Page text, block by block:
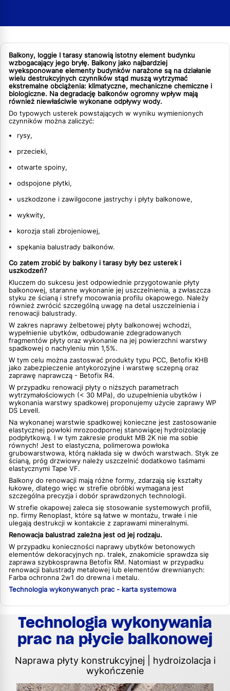
Balkony, loggie I tarasy stanowią istotny element budynku
wzbogacający jego bryłę. Balkony jako najbardziej
wyeksponowane elementy budynków narażone są na działanie
wielu destrukcyjnych czynników stąd muszą wytrzymać
ekstremalne obciążenia: klimatyczne, mechaniczne chemiczne i
biologiczne. Na degradację balkonów ogromny wpływ mają
również niewłaściwie wykonane odpływy wody.
Do typowych usterek powstających w wyniku wymienionych
czynników można zaliczyć:
rysy,
przecieki,
otwarte spoiny,
odspojone płytki,
uszkodzone i zawilgocone jastrychy i płyty balkonowe,
wykwity,
korozja stali zbrojeniowej,
spękania balustrady balkonów.
Co zatem zrobić by balkony i tarasy były bez usterek i
uszkodzeń?
Kluczem do sukcesu jest odpowiednie przygotowanie płyty
balkonowej, staranne wykonanie jej uszczelnienia, a zwłaszcza
styku ze ścianą i strefy mocowania profilu okapowego. Należy
również zwrócić szczególną uwagę na detal uszczelnienia i
renowacji balustrady.
W zakres naprawy żelbetowej płyty balkonowej wchodzi,
wypełnienie ubytków, odbudowanie zdegradowanych
fragmentów płyty oraz wykonanie na jej powierzchni warstwy
spadkowej o nachyleniu min 1,5%.
W tym celu można zastoswać produkty typu PCC, Betofix KHB
jako zabezpieczenie antykorozyjne i warstwę sczepną oraz
zaprawę naprawczą - Betofix R4.
W przypadku renowacji płyty o niższych parametrach
wytrzymałościowych (< 30 MPa), do uzupełnienia ubytków i
wykonania warstwy spadkowej proponujemy użycie zaprawy WP
DS Levell.
Na wykonanej warstwie spadkowej konieczne jest zastosowanie
elastycznej powłoki mrozoodpornej stanowiącej hydroizolację
podpłytkową. I w tym zakresie produkt MB 2K nie ma sobie
równych! Jest to elastyczna, polimerowa powłoka
grubowarstwowa, którą nakłada się w dwóch warstwach. Styk ze
ścianą, próg drzwiowy należy uszczelnić dodatkowo taśmami
elastycznymi Tape VF.
Balkony do renowacji mają różne formy, zdarzają się kształty
łukowe, dlatego więc w strefie obróbki wymagana jest
szczególna precyzja i dobór sprawdzonych technologii.
W strefie okapowej zaleca się stosowanie systemowych profili,
np. firmy Renoplast, które są łatwe w montażu, trwałe i nie
ulegają destrukcji w kontakcie z zaprawami mineralnymi.
Renowacja balustrad zależna jest od jej rodzaju.
W przypadku konieczności naprawy ubytków betonowych
elementów dekoracyjnych np. tralek, znakomicie sprawdza się
zaprawa szybkosprawna Betofix RM. Natomiast w przypadku
renowacji balustrady metalowej lub elementów drewnianych:
Farba ochronna 2w1 do drewna i metalu.
Technologia wykonywanych prac - karta systemowa
Technologia wykonywania
prac na płycie balkonowej
Naprawa płyty konstrukcyjnej | hydroizolacja i
wykończenie